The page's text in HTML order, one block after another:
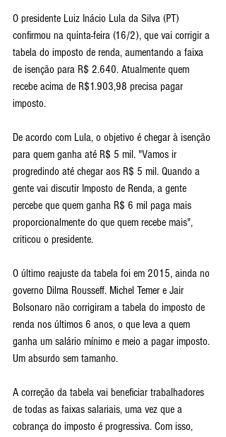
O presidente Luiz Inácio Lula da Silva (PT)
confirmou na quinta-feira (16/2), que vai corrigir a
tabela do imposto de renda, aumentando a faixa
de isenção para R$ 2.640. Atualmente quem
recebe acima de R$1.903,98 precisa pagar
imposto.
De acordo com Lula, o objetivo é chegar à isenção
para quem ganha até R$ 5 mil. "Vamos ir
progredindo até chegar aos R$ 5 mil. Quando a
gente vai discutir Imposto de Renda, a gente
percebe que quem ganha R$ 6 mil paga mais
proporcionalmente do que quem recebe mais",
criticou o presidente.
O último reajuste da tabela foi em 2015, ainda no
governo Dilma Rousseff. Michel Temer e Jair
Bolsonaro não corrigiram a tabela do imposto de
renda nos últimos 6 anos, o que leva a quem
ganha um salário mínimo e meio a pagar imposto.
Um absurdo sem tamanho.
A correção da tabela vai beneficiar trabalhadores
de todas as faixas salariais, uma vez que a
cobrança do imposto é progressiva. Com isso,